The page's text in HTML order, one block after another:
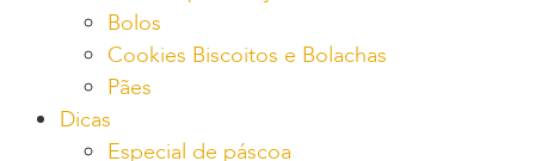
Bolos
Cookies Biscoitos e Bolachas
Pães
Dicas
Especial de páscoa